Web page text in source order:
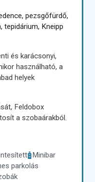
pezsgőfürdő,
tepidárium, Kneipp
és karácsonyi,
használható, a
helyek
Feldobox
a szobaárakból.
Minibar
parkolás